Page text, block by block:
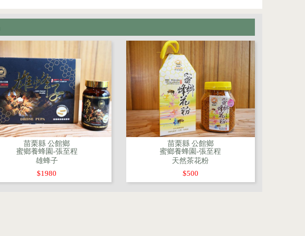
苗栗縣 公館鄉
蜜鄉養蜂園-張至程
雄蜂子
$1980
苗栗縣 公館鄉
蜜鄉養蜂園-張至程
天然茶花粉
$500